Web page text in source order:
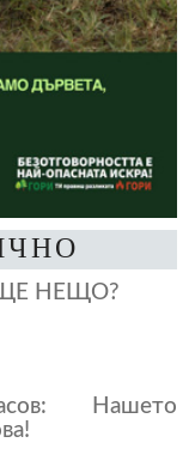
НЕЩО?
Нашето